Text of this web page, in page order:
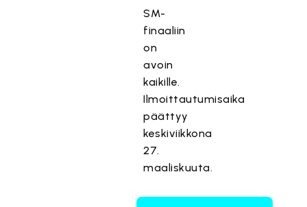
SM-
finaaliin
on
avoin
kaikille.
Ilmoittautumisaika
päättyy
keskiviikkona
27.
maaliskuuta.